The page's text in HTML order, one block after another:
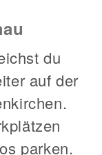
du
auf der
parken.